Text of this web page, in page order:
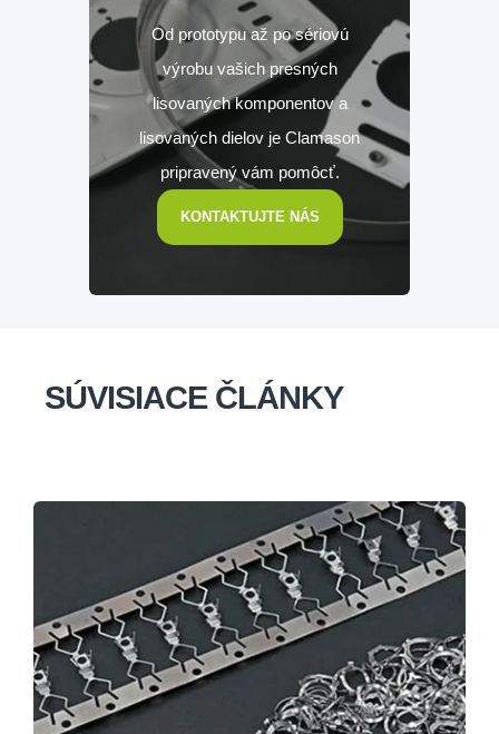
Od prototypu až po sériovú
výrobu vašich presných
lisovaných komponentov a
lisovaných dielov je Clamason
pripravený vám pomôcť.
KONTAKTUJTE NÁS
SÚVISIACE ČLÁNKY